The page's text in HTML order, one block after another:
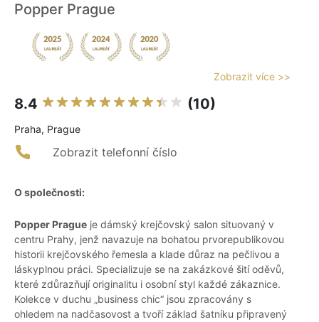
Popper Prague
Zobrazit více >>
8.4 (10)
Praha, Prague
Zobrazit telefonní číslo
O společnosti:
Popper Prague je dámský krejčovský salon situovaný v
centru Prahy, jenž navazuje na bohatou prvorepublikovou
historii krejčovského řemesla a klade důraz na pečlivou a
láskyplnou práci. Specializuje se na zakázkové šití oděvů,
které zdůrazňují originalitu i osobní styl každé zákaznice.
Kolekce v duchu „business chic“ jsou zpracovány s
ohledem na nadčasovost a tvoří základ šatníku připravený